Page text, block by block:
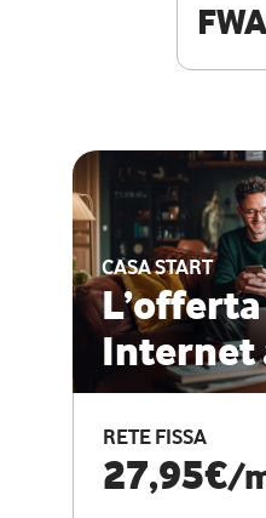
CASA START
Internet
RETE FISSA
27,95€/
CASA